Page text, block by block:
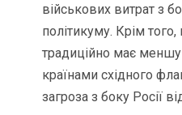
військових витрат з
політикуму. Крім того,
традиційно має меншу
країнами східного
загроза з боку Росії